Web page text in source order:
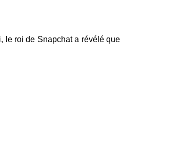
le roi de Snapchat a révélé que